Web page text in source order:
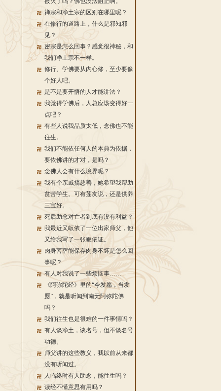
禅宗和净土宗的区别在哪里呢？
在修行的道路上，什么是邪知邪
见？
密宗是怎么回事？感觉很神秘，和
我们净土宗不一样。
修行、学佛要从内心修，至少要像
个好人吧。
是不是要开悟的人才能讲法？
我觉得学佛后，人总应该变得好一
点吧？
有些人说我品质太低，念佛也不能
往生。
我们不能依任何人的本典为依据，
要依佛讲的才对，是吗？
念佛人会有什么境界呢？
我有个亲戚搞慈善，她希望我帮助
贫苦学生。可有莲友说，还是供养
三宝好。
死后助念对亡者到底有没有利益？
我最近又皈依了一位出家师父，他
又给我写了一张皈依证。
肉身菩萨能保存肉身不坏是怎么回
事呢？
有人对我说了一些烦恼事……
《阿弥陀经》里的“今发愿，当发
愿”，就是听闻到南无阿弥陀佛
吗？
我们往生也是很难的一件事情吗？
有人谈净土，谈名号，但不谈名号
功德。
师父讲的这些教义，我以前从来都
没有听闻过。
人临终时有人助念，能往生吗？
读经不懂意思有用吗？